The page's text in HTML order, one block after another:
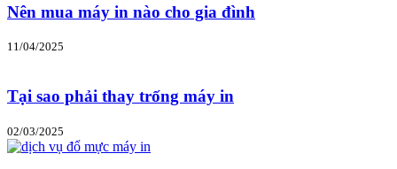
Nên mua máy in nào cho gia đình
11/04/2025
Tại sao phải thay trống máy in
02/03/2025